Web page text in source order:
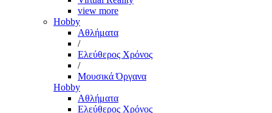
view more
Hobby
Αθλήματα
/
Ελεύθερος Χρόνος
/
Μουσικά Όργανα
Hobby
Αθλήματα
Ελεύθερος Χρόνος